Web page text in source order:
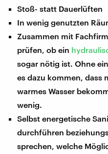
Stoß- statt Dauerlüften
In wenig genutzten
Zusammen mit
prüfen, ob ein
sogar nötig ist. Ohne
es dazu kommen, dass
warmes Wasser
wenig.
Selbst energetische
durchführen
sprechen, welche